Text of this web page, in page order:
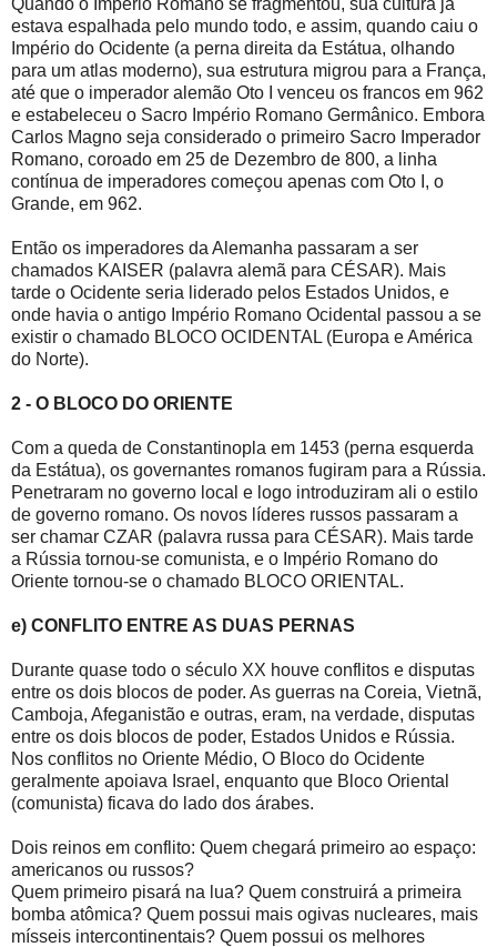
estava espalhada pelo mundo todo, e assim, quando caiu o
Império do Ocidente (a perna direita da Estátua, olhando
para um atlas moderno), sua estrutura migrou para a França,
até que o imperador alemão Oto I venceu os francos em 962
e estabeleceu o Sacro Império Romano Germânico. Embora
Carlos Magno seja considerado o primeiro Sacro Imperador
Romano, coroado em 25 de Dezembro de 800, a linha
contínua de imperadores começou apenas com Oto I, o
Grande, em 962.
Então os imperadores da Alemanha passaram a ser
chamados KAISER (palavra alemã para CÉSAR). Mais
tarde o Ocidente seria liderado pelos Estados Unidos, e
onde havia o antigo Império Romano Ocidental passou a se
existir o chamado BLOCO OCIDENTAL (Europa e América
do Norte).
2 - O BLOCO DO ORIENTE
Com a queda de Constantinopla em 1453 (perna esquerda
da Estátua), os governantes romanos fugiram para a Rússia.
Penetraram no governo local e logo introduziram ali o estilo
de governo romano. Os novos líderes russos passaram a
ser chamar CZAR (palavra russa para CÉSAR). Mais tarde
a Rússia tornou-se comunista, e o Império Romano do
Oriente tornou-se o chamado BLOCO ORIENTAL.
e) CONFLITO ENTRE AS DUAS PERNAS
Durante quase todo o século XX houve conflitos e disputas
entre os dois blocos de poder. As guerras na Coreia, Vietnã,
Camboja, Afeganistão e outras, eram, na verdade, disputas
entre os dois blocos de poder, Estados Unidos e Rússia.
Nos conflitos no Oriente Médio, O Bloco do Ocidente
geralmente apoiava Israel, enquanto que Bloco Oriental
(comunista) ficava do lado dos árabes.
Dois reinos em conflito: Quem chegará primeiro ao espaço:
americanos ou russos?
Quem primeiro pisará na lua? Quem construirá a primeira
bomba atômica? Quem possui mais ogivas nucleares, mais
mísseis intercontinentais? Quem possui os melhores